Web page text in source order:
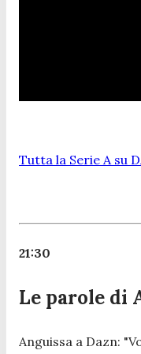
Tutta la Serie A su
21:30
Le parole di
Anguissa a Dazn: